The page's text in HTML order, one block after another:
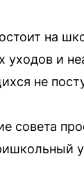
на
уходов и
не
совета